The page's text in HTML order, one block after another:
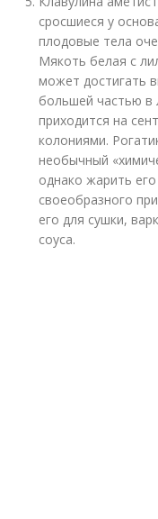
сросшиеся у
плодовые тела
Мякоть белая с
может достигать
большей частью в
приходится на
колониями.
необычный
однако жарить
своеобразного
его для сушки,
соуса.